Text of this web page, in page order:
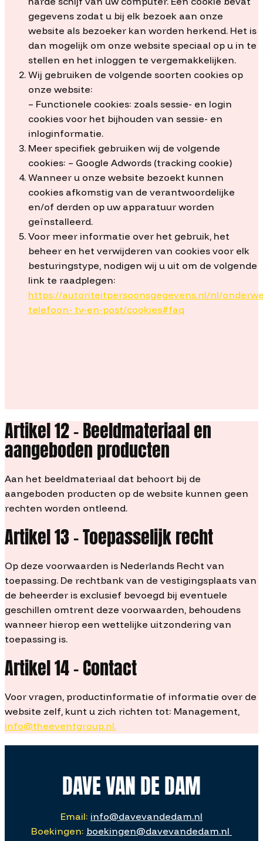
gegevens zodat u bij elk bezoek aan onze
website als bezoeker kan worden herkend. Het is
dan mogelijk om onze website speciaal op u in te
stellen en het inloggen te vergemakkelijken.
Wij gebruiken de volgende soorten cookies op
onze website:
– Functionele cookies: zoals sessie- en login
cookies voor het bijhouden van sessie- en
inloginformatie.
Meer specifiek gebruiken wij de volgende
cookies: – Google Adwords (tracking cookie)
Wanneer u onze website bezoekt kunnen
cookies afkomstig van de verantwoordelijke
en/of derden op uw apparatuur worden
geïnstalleerd.
Voor meer informatie over het gebruik, het
beheer en het verwijderen van cookies voor elk
besturingstype, nodigen wij u uit om de volgende
link te raadplegen:
https://autoriteitpersoonsgegevens.nl/nl/
telefoon- tv-en-post/cookies#faq
Artikel 12 – Beeldmateriaal en
aangeboden producten
Aan het beeldmateriaal dat behoort bij de
aangeboden producten op de website kunnen geen
rechten worden ontleend.
Artikel 13 – Toepasselijk recht
Op deze voorwaarden is Nederlands Recht van
toepassing. De rechtbank van de vestigingsplaats van
de beheerder is exclusief bevoegd bij eventuele
geschillen omtrent deze voorwaarden, behoudens
wanneer hierop een wettelijke uitzondering van
toepassing is.
Artikel 14 – Contact
Voor vragen, productinformatie of informatie over de
website zelf, kunt u zich richten tot: Management,
info@theeventgroup.nl.
DAVE VAN DE DAM
Email: info@davevandedam.nl
Boekingen: boekingen@davevandedam.nl